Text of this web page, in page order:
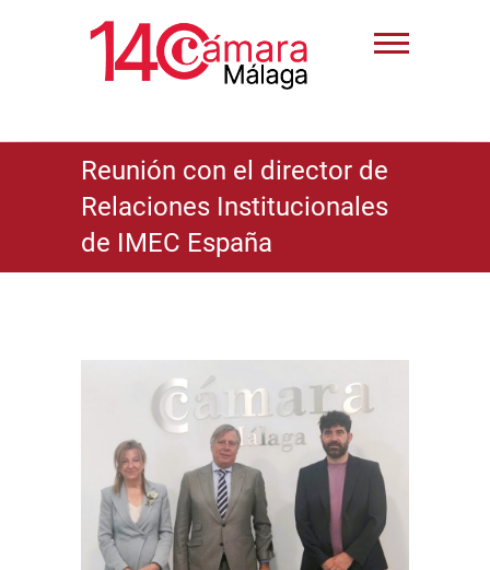
Reunión con el director de
Relaciones Institucionales
de IMEC España